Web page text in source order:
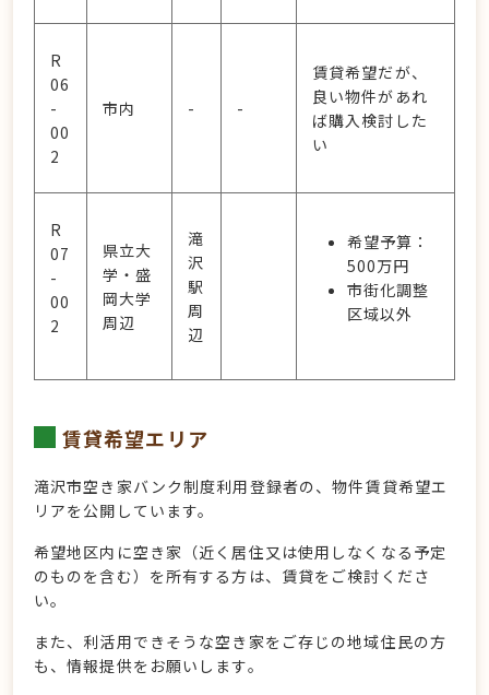
R
06
-
00
2
市内 - -
賃貸希望だが、
良い物件があれ
ば購入検討した
い
R
07
-
00
2
県立大
学・盛
岡大学
周辺
滝
沢
駅
周
辺
希望予算：
500万円
市街化調整
区域以外
賃貸希望エリア
滝沢市空き家バンク制度利用登録者の、物件賃貸希望エ
リアを公開しています。
希望地区内に空き家（近く居住又は使用しなくなる予定
のものを含む）を所有する方は、賃貸をご検討くださ
い。
また、利活用できそうな空き家をご存じの地域住民の方
も、情報提供をお願いします。